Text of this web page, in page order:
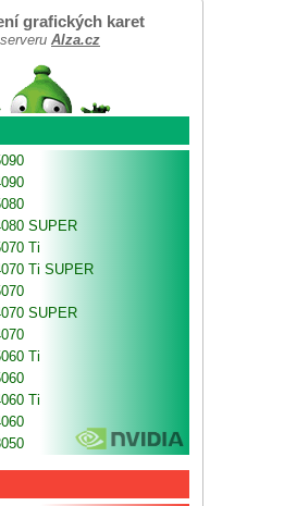
grafických karet
Alza.cz
SUPER
Ti
Ti SUPER
SUPER
Ti
Ti